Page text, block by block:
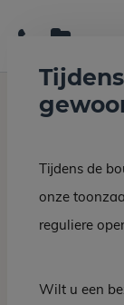
Home
Tijdens de
onze
reguliere
Wilt u een